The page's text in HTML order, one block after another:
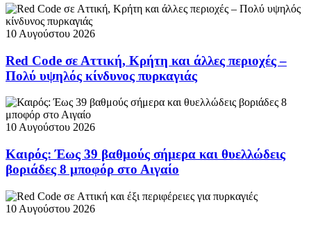
10 Αυγούστου 2026
Red Code σε Αττική, Κρήτη και άλλες περιοχές –
Πολύ υψηλός κίνδυνος πυρκαγιάς
10 Αυγούστου 2026
Καιρός: Έως 39 βαθμούς σήμερα και θυελλώδεις
βοριάδες 8 μποφόρ στο Αιγαίο
10 Αυγούστου 2026